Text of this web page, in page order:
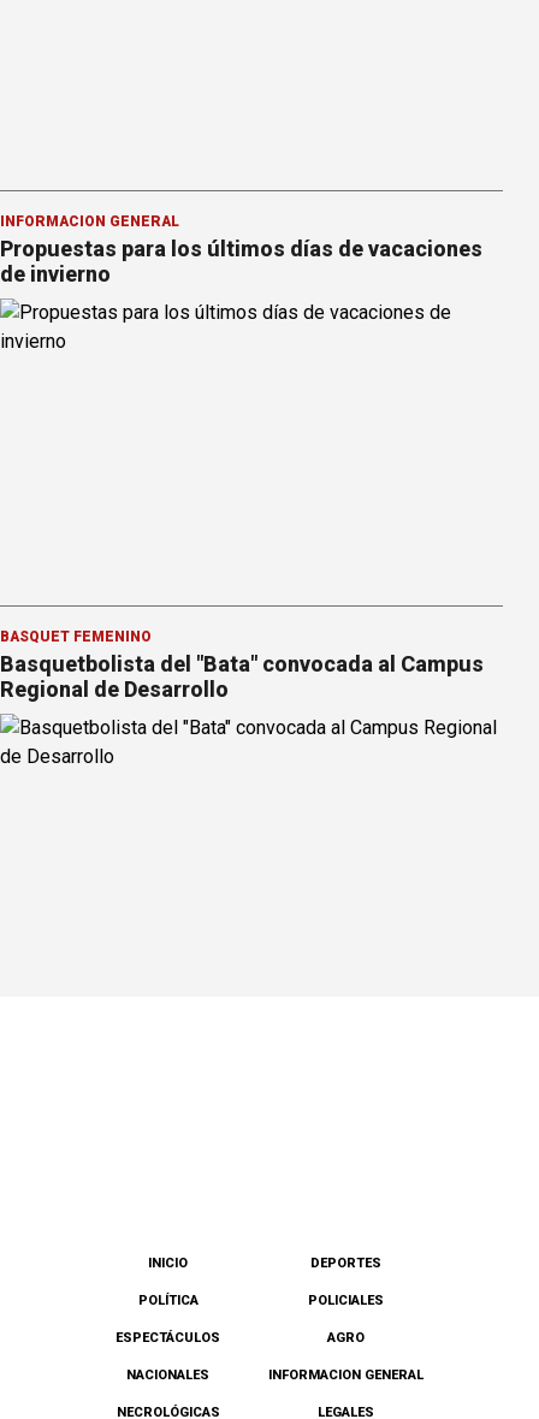
INFORMACION GENERAL
Propuestas para los últimos días de vacaciones
de invierno
BÁSQUET FEMENINO
Basquetbolista del "Bata" convocada al Campus
Regional de Desarrollo
INICIO DEPORTES
POLÍTICA POLICIALES
ESPECTÁCULOS AGRO
NACIONALES INFORMACION GENERAL
NECROLÓGICAS LEGALES